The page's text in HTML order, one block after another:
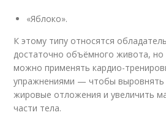
«Яблоко».
К этому типу относятся
достаточно объёмного живота, но
можно применять кардио-
упражнениями — чтобы выровнять
жировые отложения и увеличить
части тела.